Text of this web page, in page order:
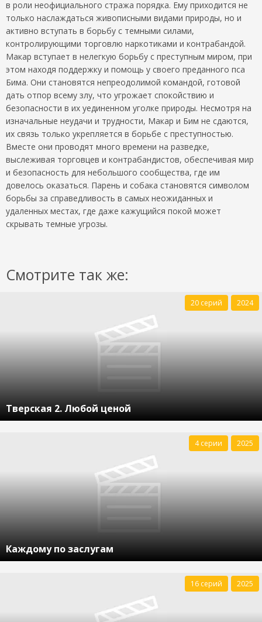
в роли неофициального стража порядка. Ему приходится не
только наслаждаться живописными видами природы, но и
активно вступать в борьбу с темными силами,
контролирующими торговлю наркотиками и контрабандой.
Макар вступает в нелегкую борьбу с преступным миром, при
этом находя поддержку и помощь у своего преданного пса
Бима. Они становятся непреодолимой командой, готовой
дать отпор всему злу, что угрожает спокойствию и
безопасности в их уединенном уголке природы. Несмотря на
изначальные неудачи и трудности, Макар и Бим не сдаются,
их связь только укрепляется в борьбе с преступностью.
Вместе они проводят много времени на разведке,
выслеживая торговцев и контрабандистов, обеспечивая мир
и безопасность для небольшого сообщества, где им
довелось оказаться. Парень и собака становятся символом
борьбы за справедливость в самых неожиданных и
удаленных местах, где даже кажущийся покой может
скрывать темные угрозы.
Смотрите так же:
Тверская 2. Любой ценой
20 серий 2024
Каждому по заслугам
4 серии 2025
16 серий 2025